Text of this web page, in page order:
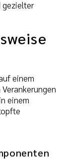
gezielter
einem
einem